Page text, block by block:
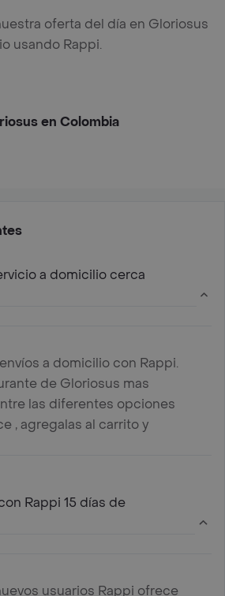
oferta del día en Gloriosus
usando Rappi.
en Colombia
a domicilio cerca
a domicilio con Rappi.
de Gloriosus mas
las diferentes opciones
, agregalas al carrito y
Rappi 15 días de
usuarios Rappi ofrece